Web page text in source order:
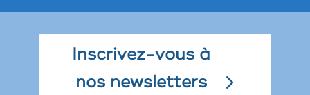
Inscrivez-vous à
nos newsletters